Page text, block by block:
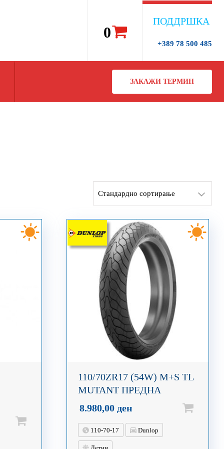
0
ПОДДРШКА
+389 78 500 485
ЗАКАЖИ ТЕРМИН
110/70ZR17 (54W) M+S TL
MUTANT ПРЕДНА
8.980,00 ден
110-70-17 Dunlop